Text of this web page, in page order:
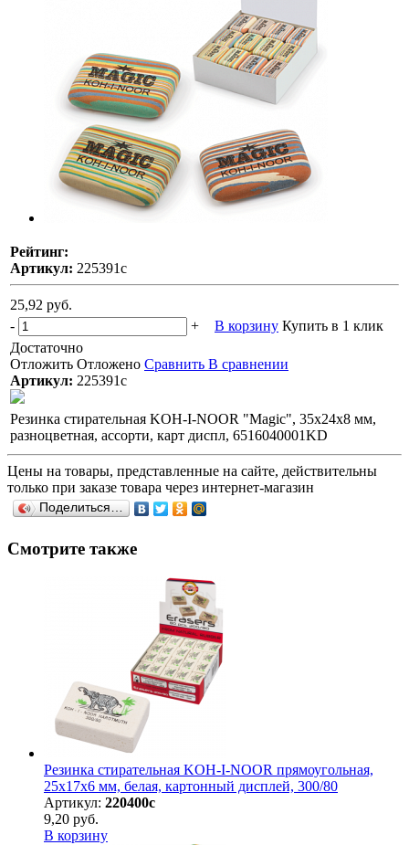
Рейтинг:
Артикул: 225391с
25,92 руб.
-
+ В корзину Купить в 1 клик
Достаточно
Отложить Отложено Сравнить В сравнении
Артикул: 225391с
Резинка стирательная KOH-I-NOOR "Magic", 35x24x8 мм,
разноцветная, ассорти, карт диспл, 6516040001KD
Цены на товары, представленные на сайте, действительны
только при заказе товара через интернет-магазин
Поделиться…
Смотрите также
Резинка стирательная KOH-I-NOOR прямоугольная,
25х17х6 мм, белая, картонный дисплей, 300/80
Артикул: 220400с
9,20 руб.
В корзину